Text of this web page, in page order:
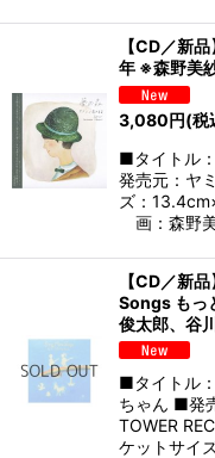
【CD／新
年 ※森野美
3,080円(税
■タイトル
発売元：ヤ
ズ：
画：森野
【CD／新
Songs もっ
俊太郎、谷
■タイトル
ちゃん ■発
TOWER
ケットサイ